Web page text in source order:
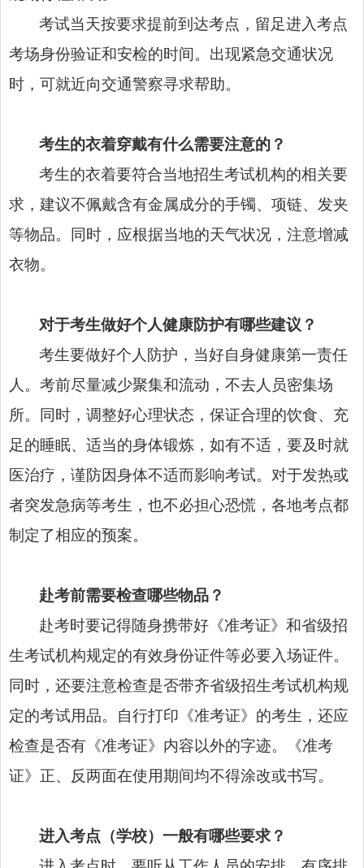
考试当天按要求提前到达考点，留足进入考点
考场身份验证和安检的时间。出现紧急交通状况
时，可就近向交通警察寻求帮助。
考生的衣着穿戴有什么需要注意的？
考生的衣着要符合当地招生考试机构的相关要
求，建议不佩戴含有金属成分的手镯、项链、发夹
等物品。同时，应根据当地的天气状况，注意增减
衣物。
对于考生做好个人健康防护有哪些建议？
考生要做好个人防护，当好自身健康第一责任
人。考前尽量减少聚集和流动，不去人员密集场
所。同时，调整好心理状态，保证合理的饮食、充
足的睡眠、适当的身体锻炼，如有不适，要及时就
医治疗，谨防因身体不适而影响考试。对于发热或
者突发急病等考生，也不必担心恐慌，各地考点都
制定了相应的预案。
赴考前需要检查哪些物品？
赴考时要记得随身携带好《准考证》和省级招
生考试机构规定的有效身份证件等必要入场证件。
同时，还要注意检查是否带齐省级招生考试机构规
定的考试用品。自行打印《准考证》的考生，还应
检查是否有《准考证》内容以外的字迹。《准考
证》正、反两面在使用期间均不得涂改或书写。
进入考点（学校）一般有哪些要求？